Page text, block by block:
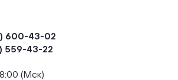
600-43-02
559-43-22
(Мск)